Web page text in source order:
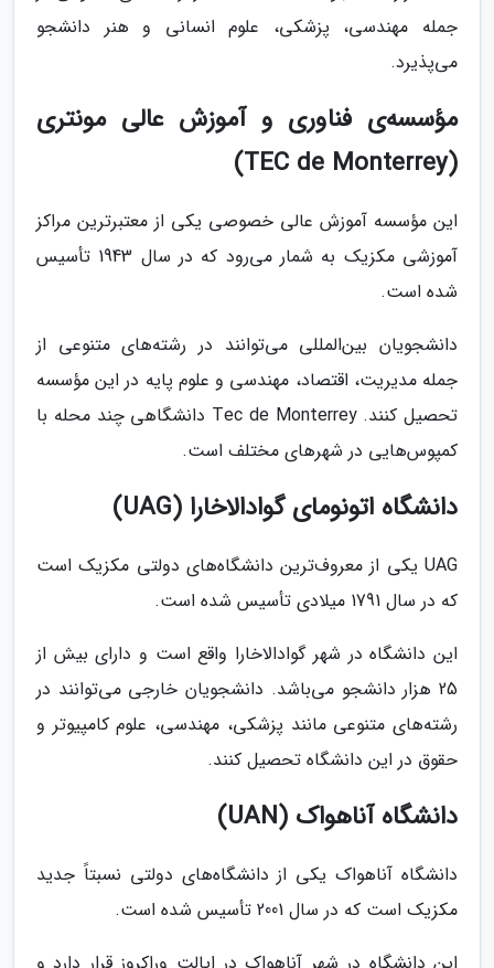
جمله مهندسی، پزشکی، علوم انسانی و هنر دانشجو
می‌پذیرد.
مؤسسه‌ی فناوری و آموزش عالی مونتری
(TEC de Monterrey)
این مؤسسه آموزش عالی خصوصی یکی از معتبرترین مراکز
آموزشی مکزیک به شمار می‌رود که در سال 1943 تأسیس
شده‌ است.
دانشجویان بین‌المللی می‌توانند در رشته‌های متنوعی از
جمله مدیریت، اقتصاد، مهندسی و علوم پایه در این مؤسسه
تحصیل کنند. Tec de Monterrey دانشگاهی چند محله با
کمپوس‌هایی در شهرهای مختلف است.
دانشگاه اتونومای گوادالاخارا (UAG)
UAG یکی از معروف‌ترین دانشگاه‌های دولتی مکزیک است
که در سال 1791 میلادی تأسیس شده‌ است.
این دانشگاه در شهر گوادالاخارا واقع است و دارای بیش از
25 هزار دانشجو می‌باشد. دانشجویان خارجی می‌توانند در
رشته‌های متنوعی مانند پزشکی، مهندسی، علوم کامپیوتر و
حقوق در این دانشگاه تحصیل کنند.
دانشگاه آناهواک (UAN)
دانشگاه آناهواک یکی از دانشگاه‌های دولتی نسبتاً جدید
مکزیک است که در سال 2001 تأسیس شده است.